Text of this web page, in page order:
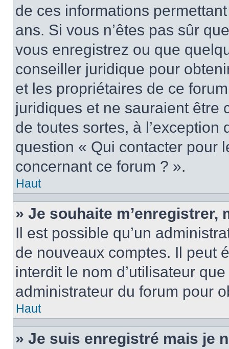
de ces informations
ans. Si vous n’êtes pas sûr
vous enregistrez ou que
conseiller juridique pour
et les propriétaires de ce
juridiques et ne sauraient être
de toutes sortes, à
question « Qui contacter pour
concernant ce forum ? ».
Haut
» Je souhaite m’enregistrer,
Il est possible qu’un
de nouveaux comptes. Il peut
interdit le nom d’utilisateur
administrateur du forum pour
Haut
» Je suis enregistré mais je